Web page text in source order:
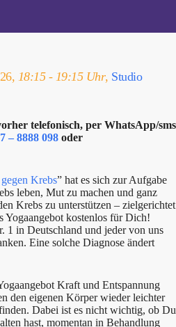
18:15 - 19:15 Uhr, Studio
telefonisch, per WhatsApp/sms
– 8888 098 oder
Krebs” hat es sich zur Aufgabe
leben, Mut zu machen und ganz
Krebs zu unterstützen – zielgerichtet
Yogaangebot kostenlos für Dich!
1 in Deutschland und jeder von uns
Eine solche Diagnose ändert
Kraft und Entspannung
den eigenen Körper wieder leichter
Dabei ist es nicht wichtig, ob Du
hast, momentan in Behandlung